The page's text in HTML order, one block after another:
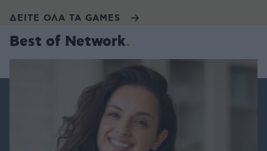
ΔΕΙΤΕ ΟΛΑ ΤΑ GAMES
Best of Network